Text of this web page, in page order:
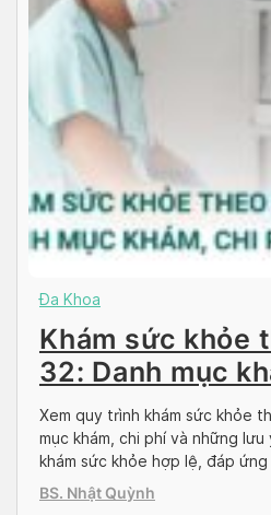
Đa Khoa
Khám sức khỏe
32: Danh mục
và thủ tục A-Z
Xem quy trình khám sức khỏe
mục khám, chi phí và những
khám sức khỏe hợp lệ, đáp
Docosan!
BS. Nhật Quỳnh